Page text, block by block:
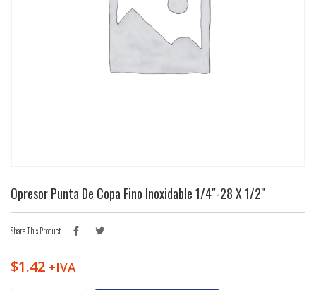
Opresor Punta De Copa Fino Inoxidable 1/4″-28 X 1/2″
Share This Product
$1.42 +IVA